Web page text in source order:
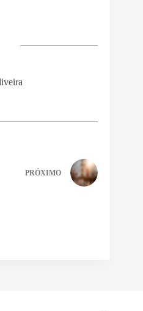
PRÓXIMO